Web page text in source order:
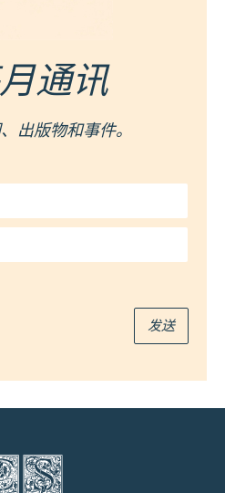
通讯
出版物和事件。
发送